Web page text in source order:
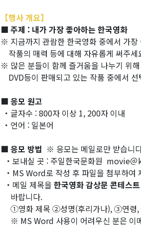
【행사 개요】
■ 주제 : 내가 가장 좋아하는 한국영화
※ 지금까지 관람한 한국영화 중에서 가
작품의 매력 등에 대해 자유롭게 써주세
※ 많은 분들이 함께 즐거움을 나누기 위
DVD등이 판매되고 있는 작품 중에서
■ 응모 원고
・글자수 : 800자 이상 1, 200자 이내
・언어 : 일본어
■ 응모 방법 ※ 응모는 메일로만 받습니
・보내실 곳 : 주일한국문화원 movie
・MS Word로 작성 후 파일을 첨부하여
・메일 제목을 한국영화 감상문 콘테스
바랍니다.
①영화 제목 ②성명(후리가나), ③연령,
※ MS Word 사용이 어려우신 분은 이